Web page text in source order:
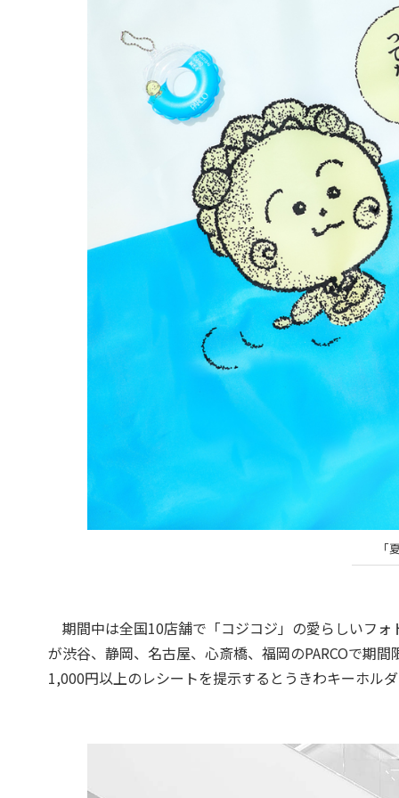
「
期間中は全国10店舗で「コジコジ」の愛らしいフ
が渋谷、静岡、名古屋、心斎橋、福岡のPARCOで期
1,000円以上のレシートを提示するとうきわキーホル